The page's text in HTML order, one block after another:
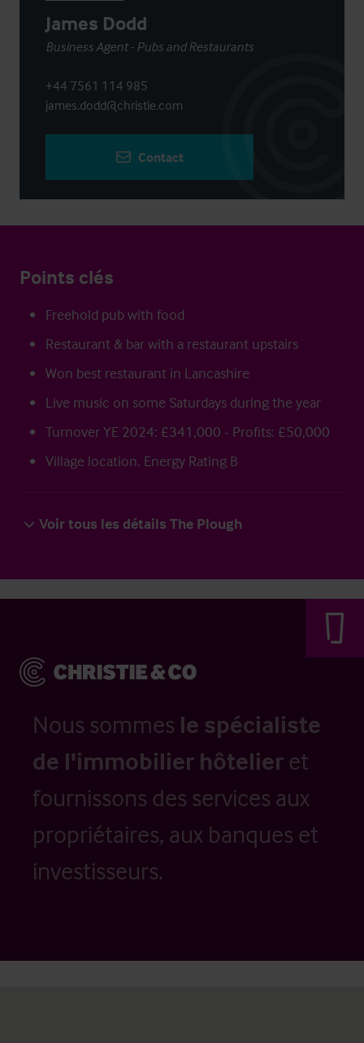
James Dodd
Business Agent - Pubs and Restaurants
+44 7561 114 985
james.dodd@christie.com
Contact
Points clés
Freehold pub with food
Restaurant & bar with a restaurant upstairs
Won best restaurant in Lancashire
Live music on some Saturdays during the year
Turnover YE 2024: £341,000 - Profits: £50,000
Village location. Energy Rating B
Voir tous les détails The Plough
Nous sommes le spécialiste
de l'immobilier hôtelier et
fournissons des services aux
propriétaires, aux banques et
investisseurs.